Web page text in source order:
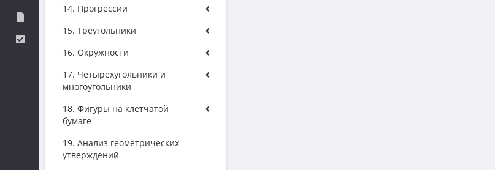
14. Прогрессии
15. Треугольники
16. Окружности
17. Четырехугольники и
многоугольники
18. Фигуры на клетчатой
бумаге
19. Анализ геометрических
утверждений